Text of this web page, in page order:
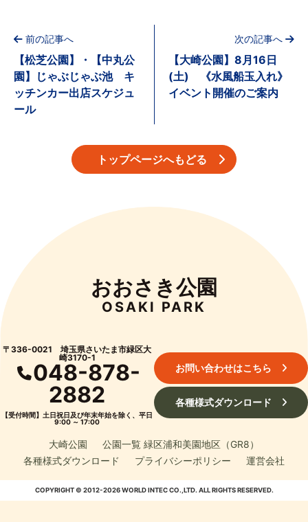
前の記事へ
【松芝公園】・【中丸公
園】じゃぶじゃぶ池 キ
ッチンカー出店スケジュ
ール
次の記事へ
【大崎公園】8月16日
(土) 《水風船玉入れ》
イベント開催のご案内
トップページへもどる
おおさき公園
OSAKI PARK
〒336-0021 埼玉県さいたま市緑区大
崎3170-1
048-878-
2882
【受付時間】土日祝日及び年末年始を除く、平日
9:00 ～ 17:00
お問い合わせはこちら
各種様式ダウンロード
大崎公園
公園一覧 緑区浦和美園地区（GR8）
各種様式ダウンロード
プライバシーポリシー 運営会社
COPYRIGHT © 2012-2026 WORLD INTEC CO.,LTD. ALL RIGHTS RESERVED.